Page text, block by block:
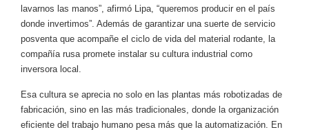
lavarnos las manos”, afirmó Lipa, “queremos producir en el país
donde invertimos”. Además de garantizar una suerte de servicio
posventa que acompañe el ciclo de vida del material rodante, la
compañía rusa promete instalar su cultura industrial como
inversora local.
Esa cultura se aprecia no solo en las plantas más robotizadas de
fabricación, sino en las más tradicionales, donde la organización
eficiente del trabajo humano pesa más que la automatización. En